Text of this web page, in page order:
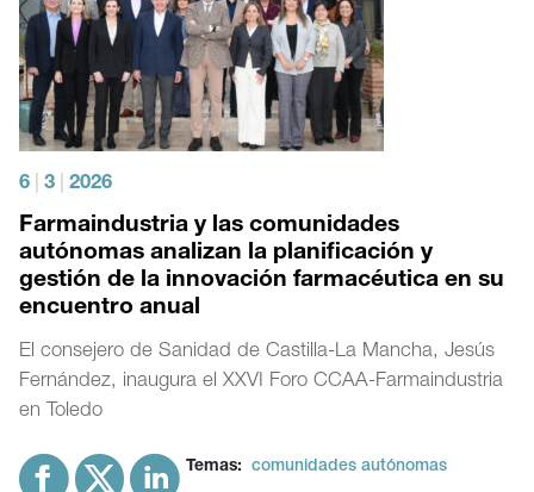
6 3 2026
Farmaindustria y las comunidades
autónomas analizan la planificación y
gestión de la innovación farmacéutica en su
encuentro anual
El consejero de Sanidad de Castilla-La Mancha, Jesús
Fernández, inaugura el XXVI Foro CCAA-Farmaindustria
en Toledo
Temas: comunidades autónomas